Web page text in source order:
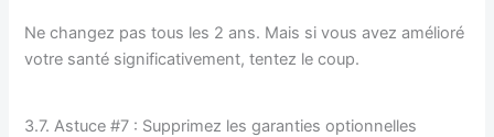
Ne changez pas tous les 2 ans. Mais si vous avez amélioré
votre santé significativement, tentez le coup.
3.7. Astuce #7 : Supprimez les garanties optionnelles